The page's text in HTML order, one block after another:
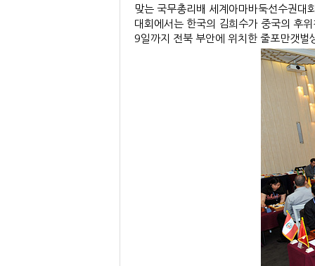
맞는 국무총리배 세계아마바둑선수권대
대회에서는 한국의 김희수가 중국의 후
9일까지 전북 부안에 위치한 줄포만갯벌